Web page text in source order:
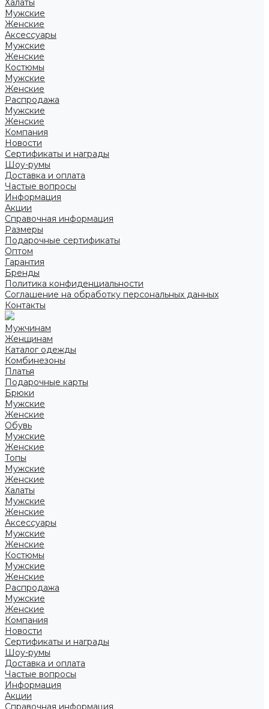
Халаты
Мужские
Женские
Аксессуары
Мужские
Женские
Костюмы
Мужские
Женские
Распродажа
Мужские
Женские
Компания
Новости
Сертификаты и награды
Шоу-румы
Доставка и оплата
Частые вопросы
Информация
Акции
Справочная информация
Размеры
Подарочные сертификаты
Оптом
Гарантия
Бренды
Политика конфиденциальности
Соглашение на обработку персональных данных
Контакты
Мужчинам
Женщинам
Каталог одежды
Комбинезоны
Платья
Подарочные карты
Брюки
Мужские
Женские
Обувь
Мужские
Женские
Топы
Мужские
Женские
Халаты
Мужские
Женские
Аксессуары
Мужские
Женские
Костюмы
Мужские
Женские
Распродажа
Мужские
Женские
Компания
Новости
Сертификаты и награды
Шоу-румы
Доставка и оплата
Частые вопросы
Информация
Акции
Справочная информация